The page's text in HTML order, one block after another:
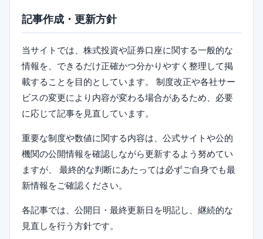
記事作成・更新方針
当サイトでは、株式投資や証券口座に関する一般的な
情報を、できるだけ正確かつ分かりやすく整理して掲
載することを目的としています。 制度改正や各社サー
ビスの変更により内容が変わる場合があるため、必要
に応じて記事を見直しています。
重要な制度や数値に関する内容は、公式サイトや公的
機関の公開情報を確認しながら更新するよう努めてい
ますが、 最終的な判断にあたっては必ずご自身でも最
新情報をご確認ください。
各記事では、公開日・最終更新日を明記し、継続的な
見直しを行う方針です。